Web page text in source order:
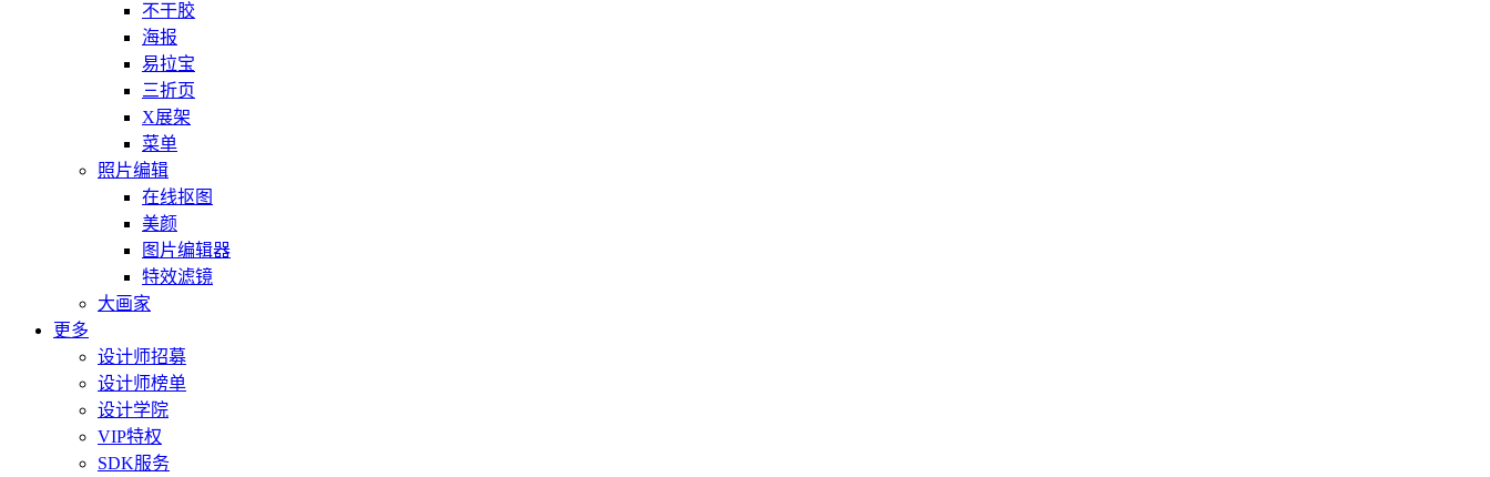
不干胶
海报
易拉宝
三折页
X展架
菜单
照片编辑
在线抠图
美颜
图片编辑器
特效滤镜
大画家
更多
设计师招募
设计师榜单
设计学院
VIP特权
SDK服务